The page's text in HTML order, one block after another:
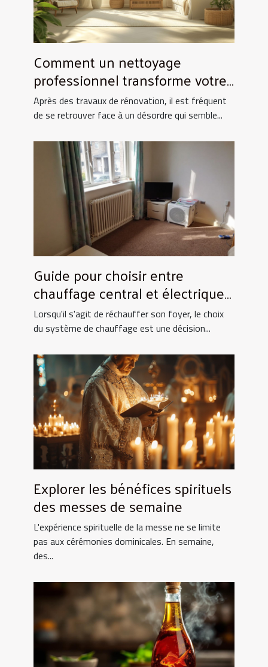
Comment un nettoyage
professionnel transforme votre
espace après rénovation ?
Après des travaux de rénovation, il est fréquent
de se retrouver face à un désordre qui semble...
Guide pour choisir entre
chauffage central et électrique
pour la maison
Lorsqu'il s'agit de réchauffer son foyer, le choix
du système de chauffage est une décision...
Explorer les bénéfices spirituels
des messes de semaine
L'expérience spirituelle de la messe ne se limite
pas aux cérémonies dominicales. En semaine,
des...